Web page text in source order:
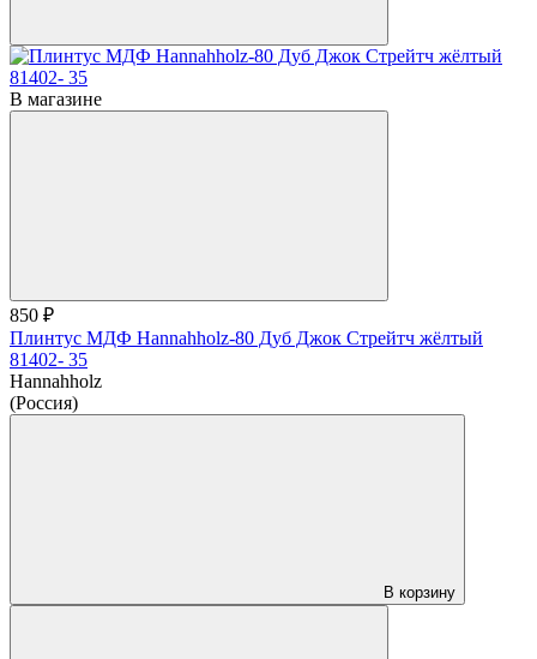
В магазине
850 ₽
Плинтус МДФ Hannahholz-80 Дуб Джок Стрейтч жёлтый
81402- 35
Hannahholz
(Россия)
В корзину